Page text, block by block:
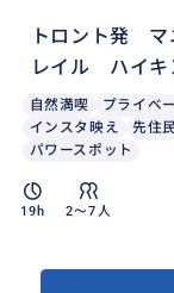
トロント発
レイル ハイキ
自然満喫 プライベ
インスタ映え
先住
パワースポット
19h 2〜7人